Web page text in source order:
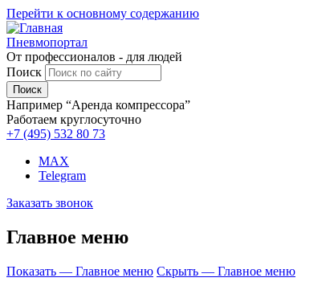
Перейти к основному содержанию
Пневмопортал
От профессионалов - для людей
Поиск
Например “Аренда компрессора”
Работаем круглосуточно
+7 (495) 532 80 73
MAX
Telegram
Заказать звонок
Главное меню
Показать — Главное меню Скрыть — Главное меню